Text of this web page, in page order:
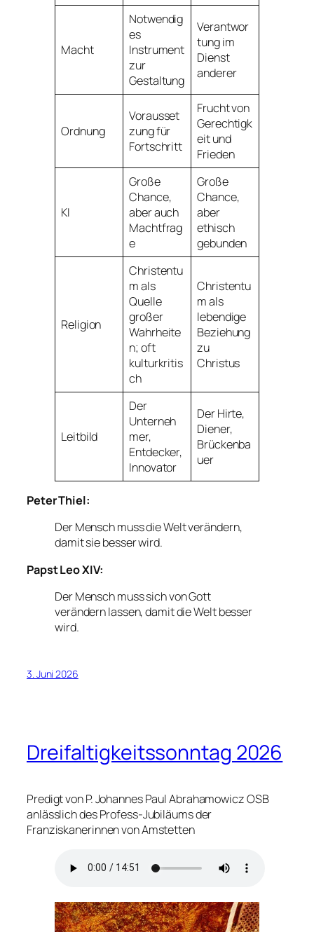
Macht
Notwendig
es
Instrument
zur
Gestaltung
Verantwor
tung im
Dienst
anderer
Ordnung
Vorausset
zung für
Fortschritt
Frucht von
Gerechtigk
eit und
Frieden
KI
Große
Chance,
aber auch
Machtfrag
e
Große
Chance,
aber
ethisch
gebunden
Religion
Christentu
m als
Quelle
großer
Wahrheite
n; oft
kulturkritis
ch
Christentu
m als
lebendige
Beziehung
zu
Christus
Leitbild
Der
Unterneh
mer,
Entdecker,
Innovator
Der Hirte,
Diener,
Brückenba
uer
Peter Thiel:
Der Mensch muss die Welt verändern,
damit sie besser wird.
Papst Leo XIV:
Der Mensch muss sich von Gott
verändern lassen, damit die Welt besser
wird.
3. Juni 2026
Dreifaltigkeitssonntag 2026
Predigt von P. Johannes Paul Abrahamowicz OSB
anlässlich des Profess-Jubiläums der
Franziskanerinnen von Amstetten